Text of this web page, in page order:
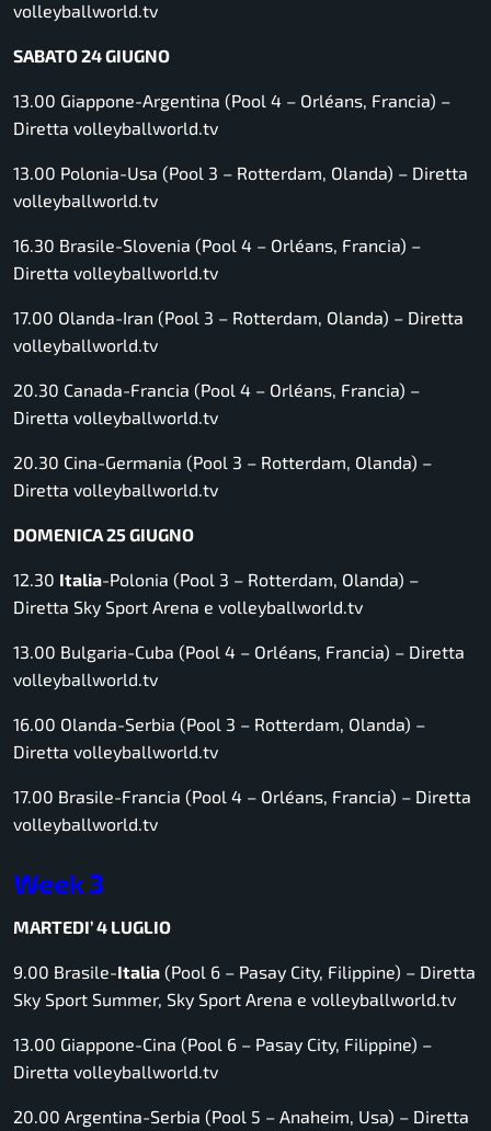
volleyballworld.tv
SABATO 24 GIUGNO
13.00 Giappone-Argentina (Pool 4 – Orléans, Francia) –
Diretta volleyballworld.tv
13.00 Polonia-Usa (Pool 3 – Rotterdam, Olanda) – Diretta
volleyballworld.tv
16.30 Brasile-Slovenia (Pool 4 – Orléans, Francia) –
Diretta volleyballworld.tv
17.00 Olanda-Iran (Pool 3 – Rotterdam, Olanda) – Diretta
volleyballworld.tv
20.30 Canada-Francia (Pool 4 – Orléans, Francia) –
Diretta volleyballworld.tv
20.30 Cina-Germania (Pool 3 – Rotterdam, Olanda) –
Diretta volleyballworld.tv
DOMENICA 25 GIUGNO
12.30 Italia-Polonia (Pool 3 – Rotterdam, Olanda) –
Diretta Sky Sport Arena e volleyballworld.tv
13.00 Bulgaria-Cuba (Pool 4 – Orléans, Francia) – Diretta
volleyballworld.tv
16.00 Olanda-Serbia (Pool 3 – Rotterdam, Olanda) –
Diretta volleyballworld.tv
17.00 Brasile-Francia (Pool 4 – Orléans, Francia) – Diretta
volleyballworld.tv
Week 3
MARTEDI’ 4 LUGLIO
9.00 Brasile-Italia (Pool 6 – Pasay City, Filippine) – Diretta
Sky Sport Summer, Sky Sport Arena e volleyballworld.tv
13.00 Giappone-Cina (Pool 6 – Pasay City, Filippine) –
Diretta volleyballworld.tv
20.00 Argentina-Serbia (Pool 5 – Anaheim, Usa) – Diretta